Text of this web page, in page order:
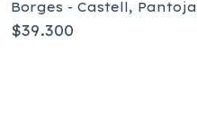
Borges - Castell, Pantoja
$39.300